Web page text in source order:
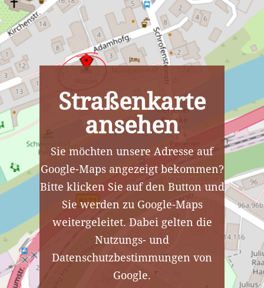
Straßenkarte
ansehen
Sie möchten unsere Adresse auf
Google-Maps angezeigt bekommen?
Bitte klicken Sie auf den Button und
Sie werden zu Google-Maps
weitergeleitet. Dabei gelten die
Nutzungs- und
Datenschutzbestimmungen von
Google.